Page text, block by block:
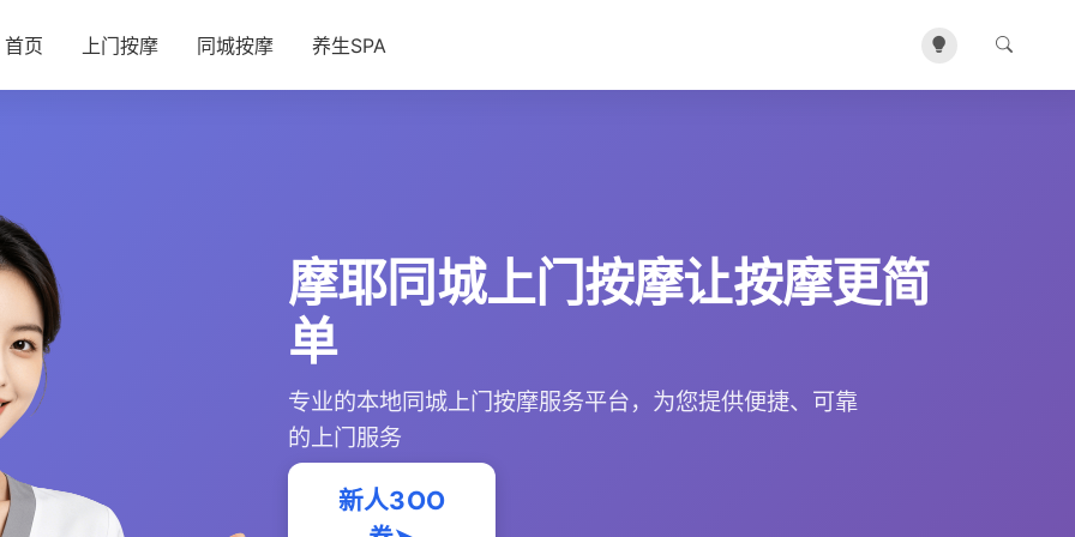
首页 上门按摩 同城按摩 养生SPA
摩耶同城上门按摩让按摩更简
单
专业的本地同城上门按摩服务平台，为您提供便捷、可靠
的上门服务
新人3OO